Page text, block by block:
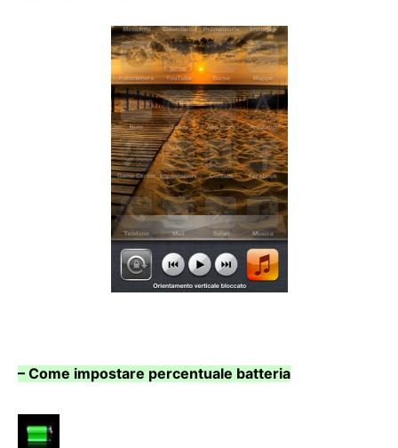
– Come impostare percentuale batteria